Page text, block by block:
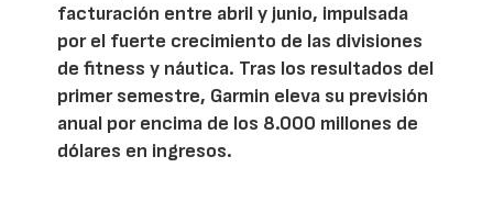
facturación entre abril y junio, impulsada
por el fuerte crecimiento de las divisiones
de fitness y náutica. Tras los resultados del
primer semestre, Garmin eleva su previsión
anual por encima de los 8.000 millones de
dólares en ingresos.